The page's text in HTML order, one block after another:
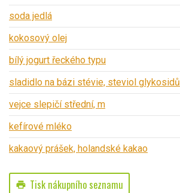
soda jedlá
kokosový olej
bílý jogurt řeckého typu
sladidlo na bázi stévie, steviol glykosidů
vejce slepičí střední, m
kefírové mléko
kakaový prášek, holandské kakao
print Tisk nákupního seznamu